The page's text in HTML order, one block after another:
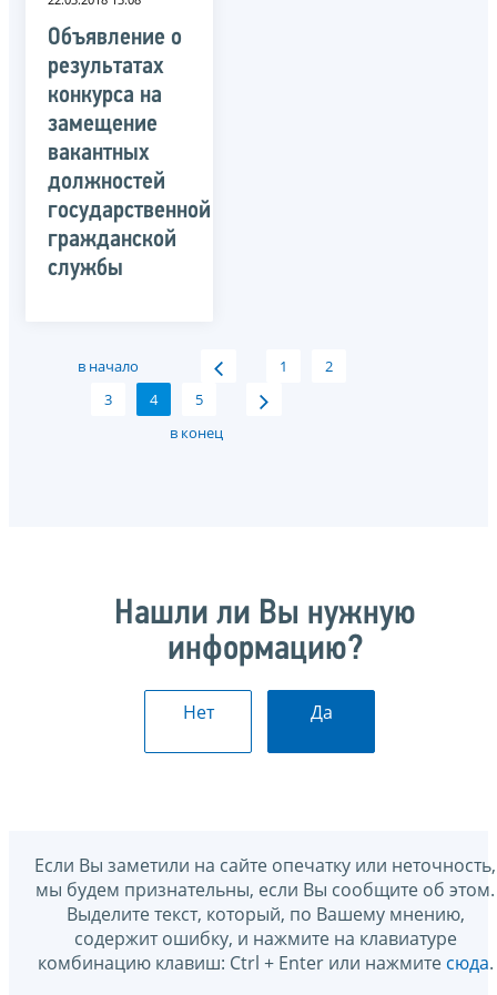
Объявление о
результатах
конкурса на
замещение
вакантных
должностей
государственной
гражданской
службы
в начало 1
2
3
4
5
в конец
Нашли ли Вы нужную
информацию?
Нет Да
Если Вы заметили на сайте опечатку или неточность,
мы будем признательны, если Вы сообщите об этом.
Выделите текст, который, по Вашему мнению,
содержит ошибку, и нажмите на клавиатуре
комбинацию клавиш: Ctrl + Enter или нажмите сюда.